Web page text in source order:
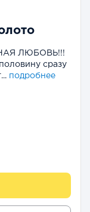
ЛЮБОВЬ!!!
сразу
подробнее